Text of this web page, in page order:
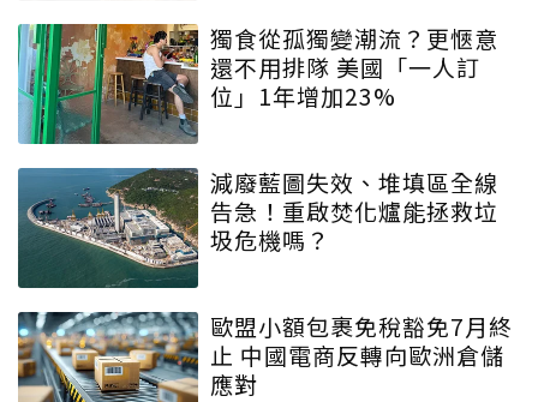
獨食從孤獨變潮流？更愜意
還不用排隊 美國「一人訂
位」1年增加23%
減廢藍圖失效、堆填區全線
告急！重啟焚化爐能拯救垃
圾危機嗎？
歐盟小額包裹免稅豁免7月終
止 中國電商反轉向歐洲倉儲
應對